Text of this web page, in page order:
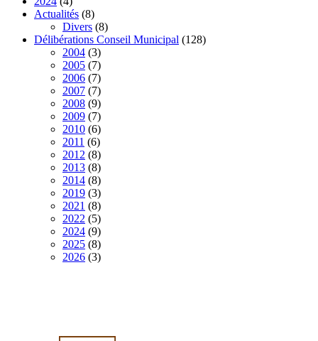
Actualités (8)
Divers (8)
Délibérations Conseil Municipal (128)
2004 (3)
2005 (7)
2006 (7)
2007 (7)
2008 (9)
2009 (7)
2010 (6)
2011 (6)
2012 (8)
2013 (8)
2014 (8)
2019 (3)
2021 (8)
2022 (5)
2024 (9)
2025 (8)
2026 (3)